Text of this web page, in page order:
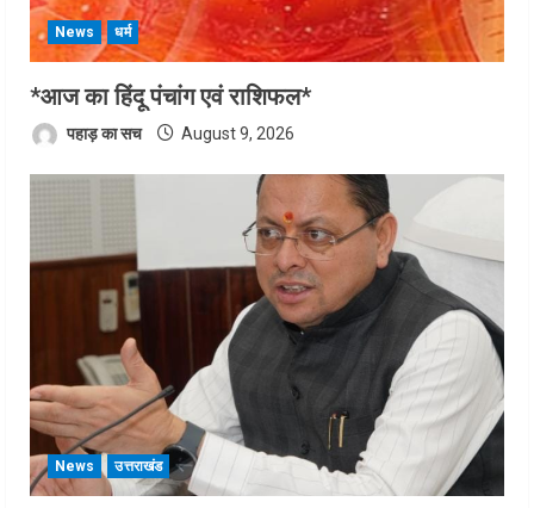
News धर्म
*आज का हिंदू पंचांग एवं राशिफल*
पहाड़ का सच August 9, 2026
News उत्तराखंड